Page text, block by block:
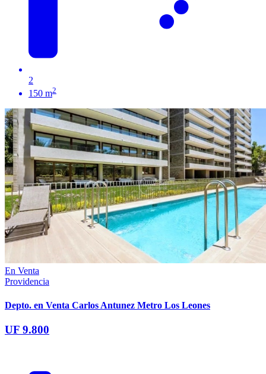
2
150 m2
En Venta
Providencia
Depto. en Venta Carlos Antunez Metro Los Leones
UF 9.800